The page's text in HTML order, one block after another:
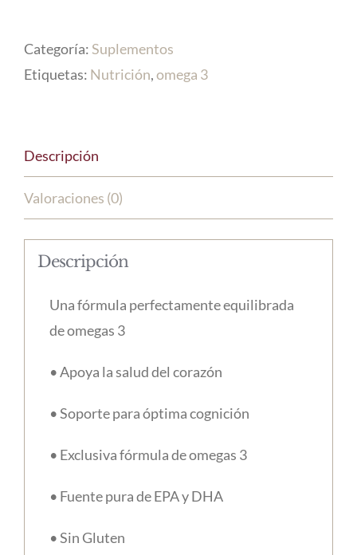
cantidad
Categoría:Suplementos
Etiquetas: Nutrición,omega 3
Descripción
Valoraciones (0)
Descripción
Una fórmula perfectamente equilibrada
de omegas 3
• Apoya la salud del corazón
• Soporte para óptima cognición
• Exclusiva fórmula de omegas 3
• Fuente pura de EPA y DHA
• Sin Gluten